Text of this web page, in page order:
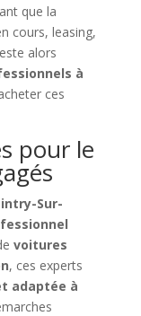
que la
cours, leasing,
alors
à
ces
pour le
Sur-
voitures
, ces experts
adaptée à